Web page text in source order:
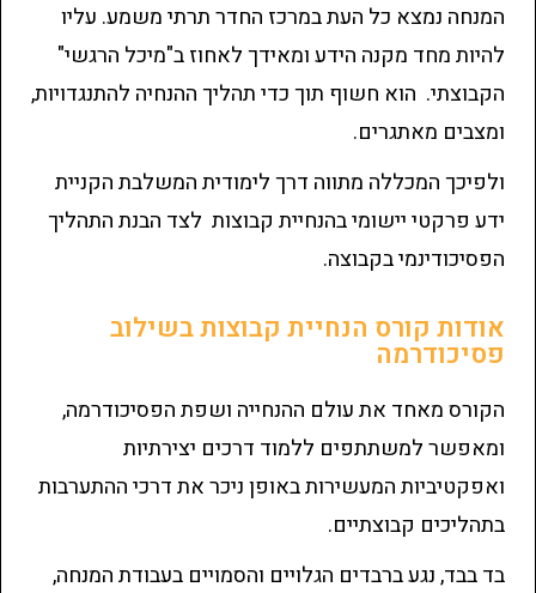
המנחה נמצא כל העת במרכז החדר תרתי משמע. עליו
להיות מחד מקנה הידע ומאידך לאחוז ב"מיכל הרגשי"
הקבוצתי. הוא חשוף תוך כדי תהליך ההנחיה להתנגדויות,
ומצבים מאתגרים.
ולפיכך המכללה מתווה דרך לימודית המשלבת הקניית
ידע פרקטי יישומי בהנחיית קבוצות לצד הבנת התהליך
הפסיכודינמי בקבוצה.
אודות קורס הנחיית קבוצות בשילוב
פסיכודרמה
הקורס מאחד את עולם ההנחייה ושפת הפסיכודרמה,
ומאפשר למשתתפים ללמוד דרכים יצירתיות
ואפקטיביות המעשירות באופן ניכר את דרכי ההתערבות
בתהליכים קבוצתיים.
בד בבד, נגע ברבדים הגלויים והסמויים בעבודת המנחה,